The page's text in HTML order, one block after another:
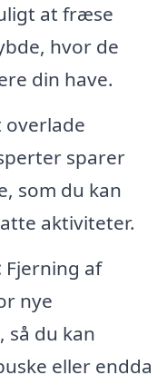
at fræse
hvor de
din have.
overlade
sparer
som du kan
aktiviteter.
Fjerning af
nye
så du kan
eller endda